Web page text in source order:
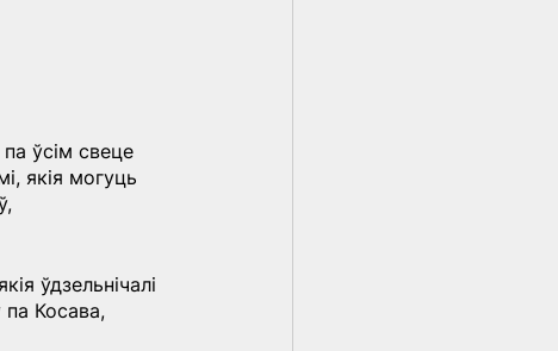
ўсім свеце
якія могуць
ўдзельнічалі
Косава,